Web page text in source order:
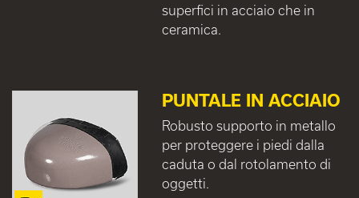
superfici in acciaio che in
ceramica.
PUNTALE IN ACCIAIO
Robusto supporto in metallo
per proteggere i piedi dalla
caduta o dal rotolamento di
oggetti.